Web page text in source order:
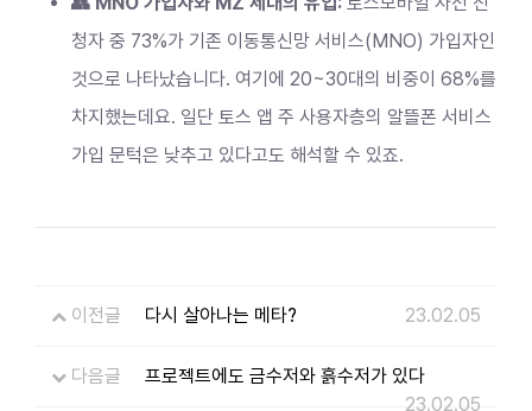
청자 중 73%가 기존 이동통신망 서비스(MNO) 가입자인
것으로 나타났습니다. 여기에 20~30대의 비중이 68%를
차지했는데요. 일단 토스 앱 주 사용자층의 알뜰폰 서비스
가입 문턱은 낮추고 있다고도 해석할 수 있죠.
이전글 다시 살아나는 메타? 23.02.05
다음글
프로젝트에도 금수저와 흙수저가 있다
23.02.05